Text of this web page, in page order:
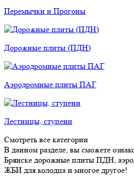
Перемычки и Прогоны
Дорожные плиты (ПДН)
Аэродромные плиты ПАГ
Лестницы, ступени
Смотреть все категории
В данном разделе, вы сможете
Брянске дорожные плиты ПДН,
ЖБИ для колодца и многое другое!